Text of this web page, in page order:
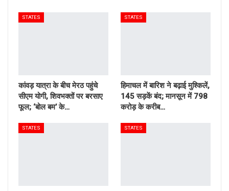
STATES
कांवड़ यात्रा के बीच मेरठ पहुंचे
सीएम योगी, शिवभक्तों पर बरसाए
फूल; ‘बोल बम’ के…
STATES
हिमाचल में बारिश ने बढ़ाई मुश्किलें,
145 सड़कें बंद; मानसून में 798
करोड़ के करीब…
STATES STATES